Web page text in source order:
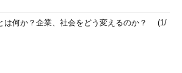
は何か？企業、社会をどう変えるのか？ (1/